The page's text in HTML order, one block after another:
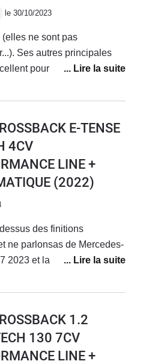
le 30/10/2023
ne sont pas
Ses autres principales
pour la catégorie, la
et la finition de bon
précision et de ressenti de
: l'ergonomie de
très intuitif. En
d'utilisation, je suis
DS3 CB, très
je n'ai pas rencontré de
E-TENSE
4CV
LINE +
(2022)
des finitions
ne parlonsas de Mercedes-
2023 et la technologie de la
est parfait.La
1.2
130 7CV
LINE +